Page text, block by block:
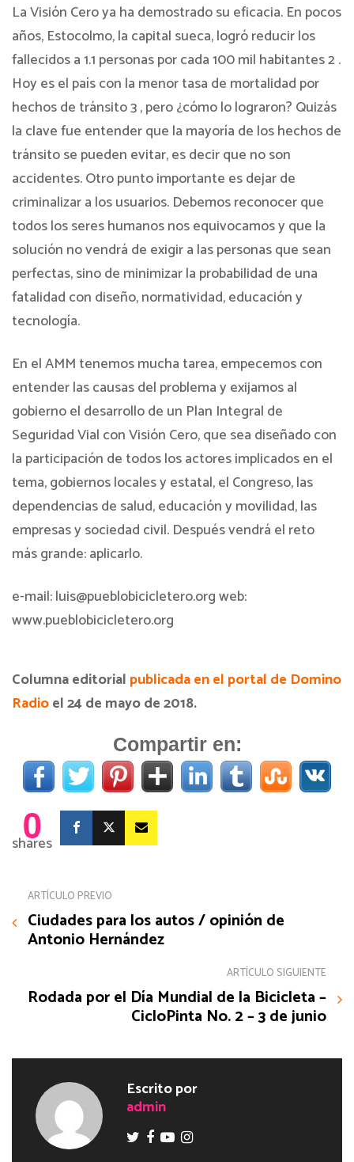
La Visión Cero ya ha demostrado su eficacia. En pocos
años, Estocolmo, la capital sueca, logró reducir los
fallecidos a 1.1 personas por cada 100 mil habitantes 2 .
Hoy es el país con la menor tasa de mortalidad por
hechos de tránsito 3 , pero ¿cómo lo lograron? Quizás
la clave fue entender que la mayoría de los hechos de
tránsito se pueden evitar, es decir que no son
accidentes. Otro punto importante es dejar de
criminalizar a los usuarios. Debemos reconocer que
todos los seres humanos nos equivocamos y que la
solución no vendrá de exigir a las personas que sean
perfectas, sino de minimizar la probabilidad de una
fatalidad con diseño, normatividad, educación y
tecnología.
En el AMM tenemos mucha tarea, empecemos con
entender las causas del problema y exijamos al
gobierno el desarrollo de un Plan Integral de
Seguridad Vial con Visión Cero, que sea diseñado con
la participación de todos los actores implicados en el
tema, gobiernos locales y estatal, el Congreso, las
dependencias de salud, educación y movilidad, las
empresas y sociedad civil. Después vendrá el reto
más grande: aplicarlo.
e-mail: luis@pueblobicicletero.org web:
www.pueblobicicletero.org
Columna editorial publicada en el portal de Domino
Radioel 24 de mayo de 2018.
Compartir en:
0
shares
ARTÍCULO PREVIO
Ciudades para los autos / opinión de
Antonio Hernández
ARTÍCULO SIGUIENTE
Rodada por el Día Mundial de la Bicicleta –
CicloPinta No. 2 – 3 de junio
Escrito por
admin